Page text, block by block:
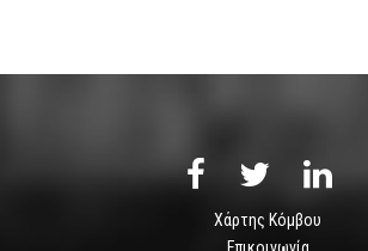
Χάρτης Κόμβου
Επικοινωνία